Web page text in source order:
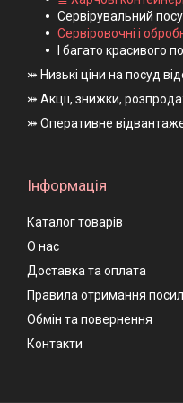
Сервірувальний
Сервіровочні і
І багато красивого
⤗ Низькі ціни на посуд
⤗ Акції, знижки,
⤗ Оперативне
Інформація
Каталог товарів
О нас
Доставка та оплата
Правила отримання
Обмін та повернення
Контакти